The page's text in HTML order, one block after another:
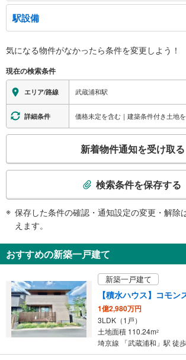
東口
さいたま中央郵便局、別所沼公園、ライブタワー、花と
日本 埼玉、地下駐輪場、国道１７号方面、バスのりば
西口
ル、南区役所、図書館、コミュニティセンター、ハロー
サテライト、バスのりば、タクシーのりば
南口
武蔵浦和会館、セレモニー武蔵浦和
駅設備
※段差なしでの移動経路
地上⇔改札⇔ホーム：○
エレベータ
・１・２番線ホーム（武蔵野線）⇔連絡通路
・３～６番線ホーム（埼京線）⇔改札
・改札⇔東口
・改札⇔西口
・各ホーム⇔改札
・改札⇔東口
《多機能トイレ》
・改札内
その他
気になる物件がなかったら条件を変更しよう！
現在の検索条件
エリア/路線 武蔵浦和駅
詳細条件 価格未定を含む｜建築条件付き土地
検
知
を
け
取
る
・
条
新着物件通知を受け取る
検索条件を保存する
保存した条件の確認・通知設定の変更・解除
えます。
おすすめの新築一戸建て
新築一戸建て
1億2,980万円
3LDK（1戸）
土地面積 110.24m2
埼京線 「武蔵浦和」駅 徒